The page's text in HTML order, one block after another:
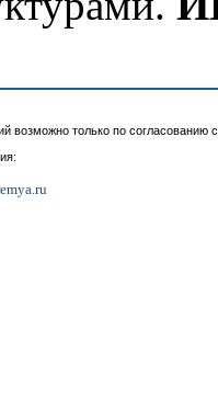
возможно только по согласованию